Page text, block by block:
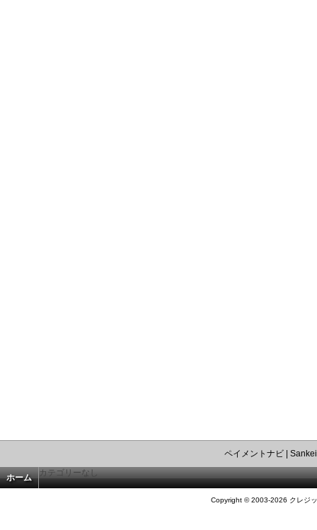
ペイメントナビ|
ホーム カテゴリーなし
Copyright © 2003-2026 クレジ